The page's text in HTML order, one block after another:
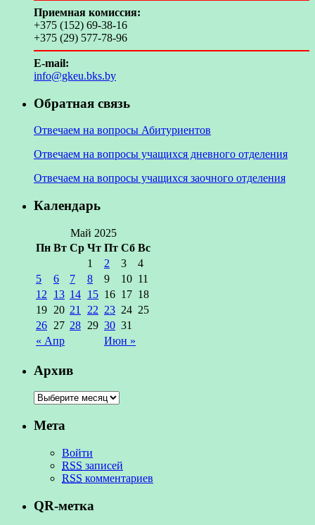
Приемная комиссия:
+375 (152) 69-38-16
+375 (29) 577-78-96
E-mail:
info@gkeu.bks.by
Обратная связь
Отвечаем на вопросы Абитуриентов
Отвечаем на вопросы учащихся дневного отделения
Отвечаем на вопросы учащихся заочного отделения
Календарь
Май 2025
Пн Вт Ср Чт Пт Сб Вс
« Апр Июн »
1 2 3
4
5
6 7 8 9 10 11
12
13 14 15 16 17 18
19 20 21 22 23 24 25
26 27 28 29 30 31
Архив
Мета
Войти
RSS записей
RSS комментариев
QR-метка